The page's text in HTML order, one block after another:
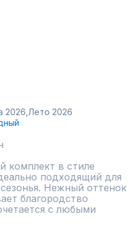
2026, Лето 2026
комплект в стиле
подходящий для
Нежный оттенок
благородство
с любыми